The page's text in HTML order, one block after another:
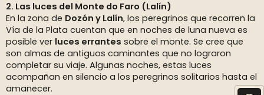
2. Las luces del Monte do Faro (Lalín)
En la zona de Dozón y Lalín, los peregrinos que recorren la
Vía de la Plata cuentan que en noches de luna nueva es
posible ver luces errantes sobre el monte. Se cree que
son almas de antiguos caminantes que no lograron
completar su viaje. Algunas noches, estas luces
acompañan en silencio a los peregrinos solitarios hasta el
amanecer.